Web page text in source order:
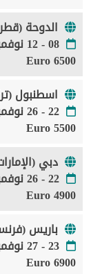
الدوحة
08 - 12 نوفمبر 2026
6500 Euro
اسطنبول
22 - 26 نوفمبر 2026
5500 Euro
دبي
22 - 26 نوفمبر 2026
4900 Euro
باريس
23 - 27 نوفمبر 2026
6900 Euro